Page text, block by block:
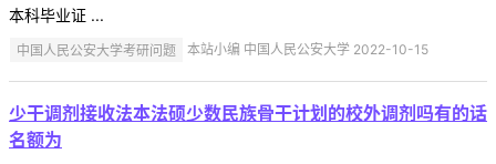
本科毕业证 ...
中国人民公安大学考研问题 本站小编 中国人民公安大学 2022-10-15
少干调剂接收法本法硕少数民族骨干计划的校外调剂吗有的话
名额为